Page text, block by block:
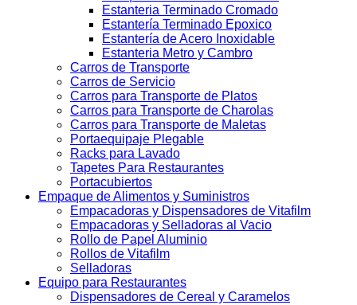
Estanteria Terminado Cromado
Estantería Terminado Epoxico
Estantería de Acero Inoxidable
Estanteria Metro y Cambro
Carros de Transporte
Carros de Servicio
Carros para Transporte de Platos
Carros para Transporte de Charolas
Carros para Transporte de Maletas
Portaequipaje Plegable
Racks para Lavado
Tapetes Para Restaurantes
Portacubiertos
Empaque de Alimentos y Suministros
Empacadoras y Dispensadores de Vitafilm
Empacadoras y Selladoras al Vacio
Rollo de Papel Aluminio
Rollos de Vitafilm
Selladoras
Equipo para Restaurantes
Dispensadores de Cereal y Caramelos